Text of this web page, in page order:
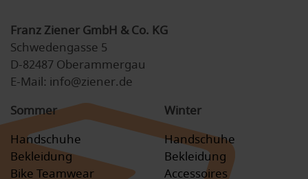
Franz Ziener GmbH & Co. KG
Schwedengasse 5
D-82487 Oberammergau
E-Mail: info@ziener.de
Sommer
Handschuhe
Bekleidung
Bike Teamwear
Winter
Handschuhe
Bekleidung
Accessoires